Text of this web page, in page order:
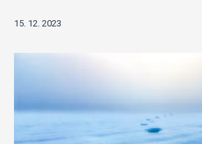
15. 12. 2023